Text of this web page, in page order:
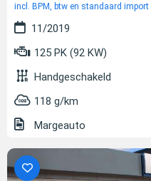
incl. BPM, btw en standaard import
11/2019
125 PK (92 KW)
Handgeschakeld
118 g/km
Margeauto